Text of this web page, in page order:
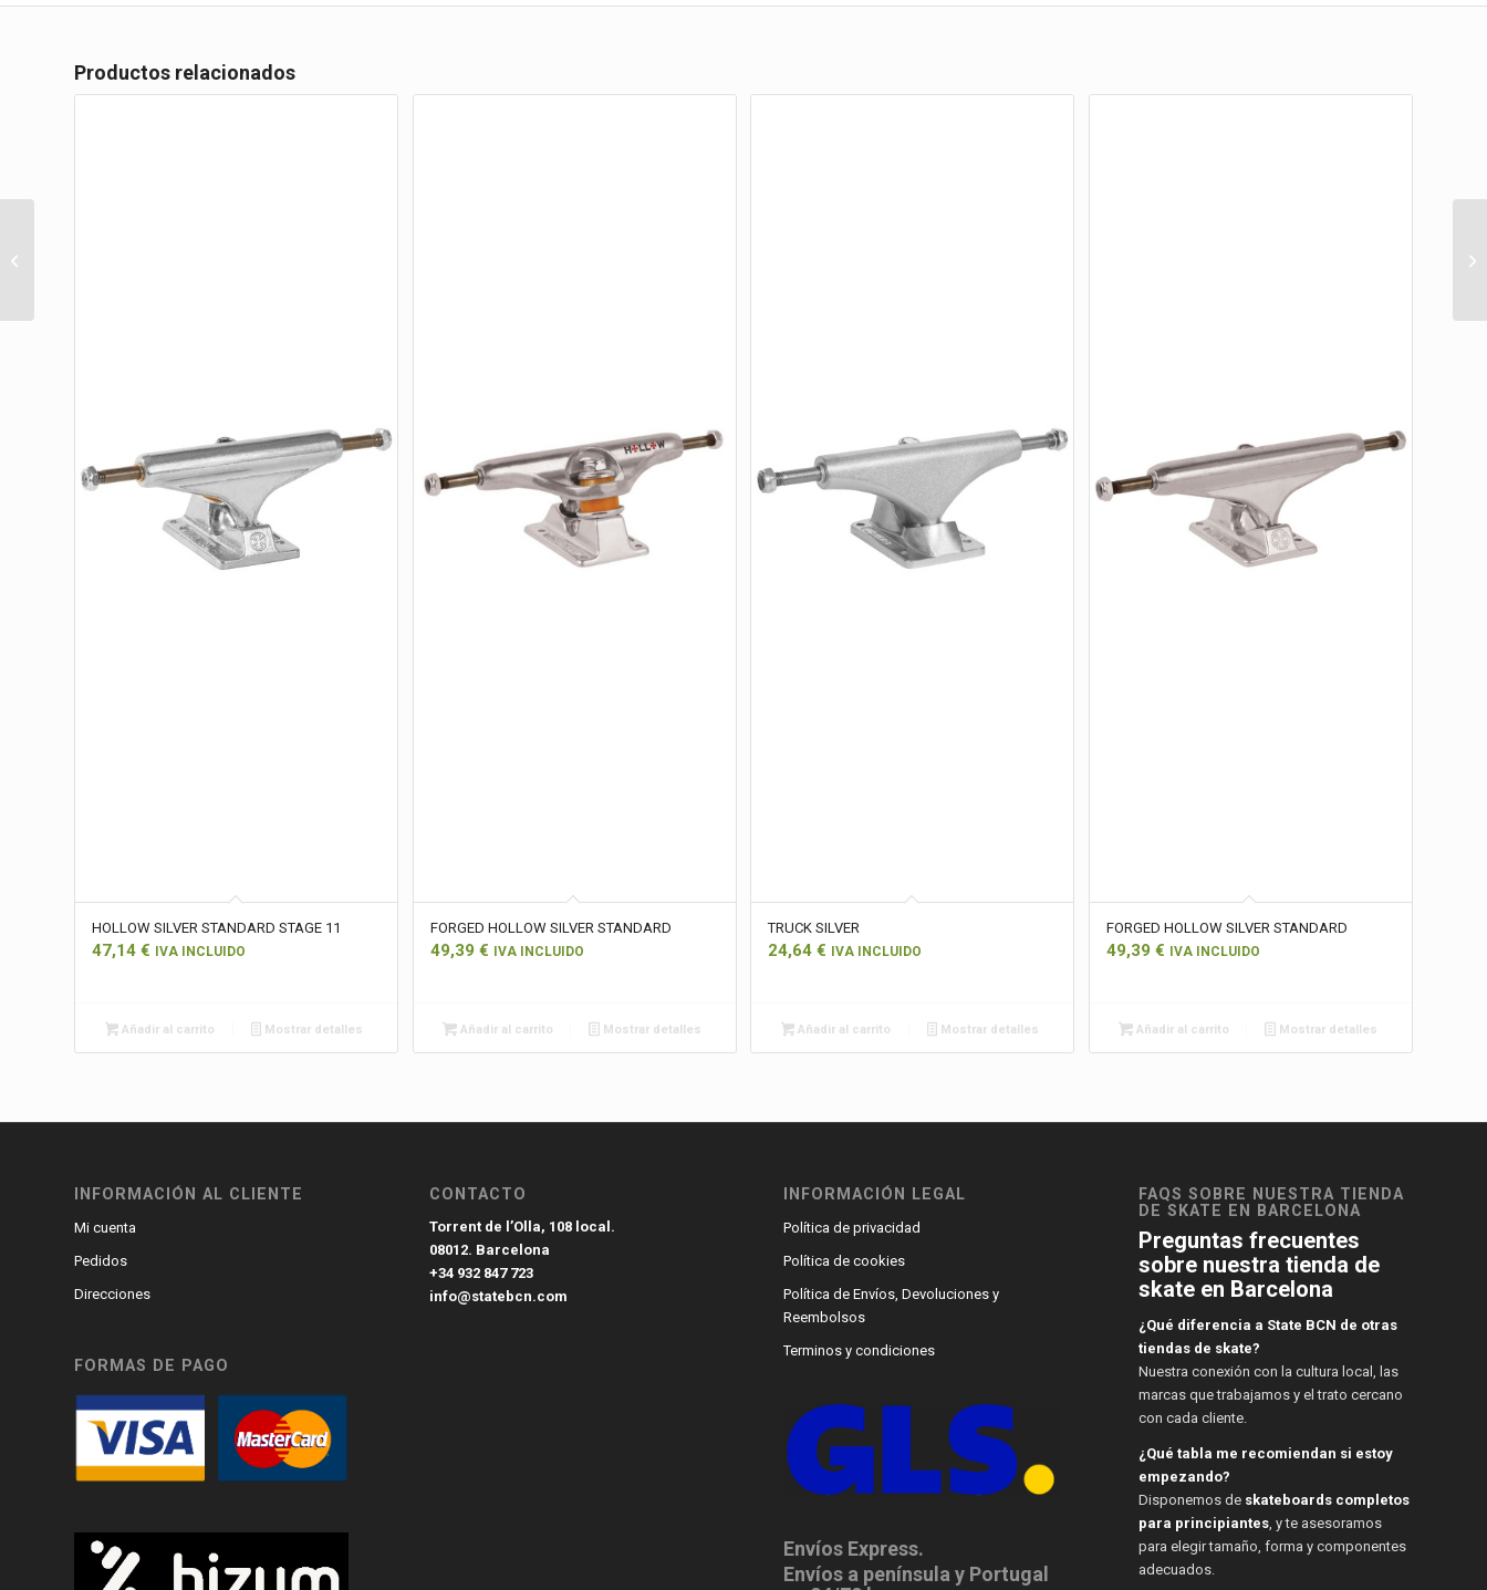
Productos relacionados
HOLLOW SILVER STANDARD STAGE 11
47,14 € IVA INCLUIDO
Añadir al carrito Mostrar detalles
FORGED HOLLOW SILVER STANDARD
49,39 € IVA INCLUIDO
Añadir al carrito Mostrar detalles
TRUCK SILVER
24,64€ IVA INCLUIDO
Añadir al carrito Mostrar detalles
FORGED HOLLOW SILVER STANDARD
49,39 € IVA INCLUIDO
Añadir al carrito Mostrar detalles
INFORMACIÓN AL CLIENTE
Mi cuenta
Pedidos
Direcciones
FORMAS DE PAGO
CONTACTO
Torrent de l’Olla, 108 local.
08012. Barcelona
+34 932 847 723
info@statebcn.com
INFORMACIÓN LEGAL
Política de privacidad
Política de cookies
Política de Envíos, Devoluciones y
Reembolsos
Terminos y condiciones
Envíos Express.
Envíos a península y Portugal
FAQS SOBRE NUESTRA TIENDA
DE SKATE EN BARCELONA
Preguntas frecuentes
sobre nuestra tienda de
skate en Barcelona
¿Qué diferencia a State BCN de otras
tiendas de skate?
Nuestra conexión con la cultura local, las
marcas que trabajamos y el trato cercano
con cada cliente.
¿Qué tabla me recomiendan si estoy
empezando?
Disponemos de skateboards completos
para principiantes, y te asesoramos
para elegir tamaño, forma y componentes
adecuados.